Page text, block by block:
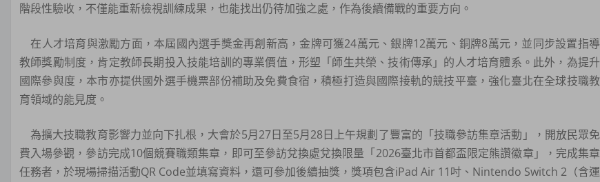
階段性驗收，不僅能重新檢視訓練成果，也能找出仍待加強之處，作為後續備戰的重要方向。
在人才培育與激勵方面，本屆國內選手獎金再創新高，金牌可獲24萬元、銀牌12萬元、銅牌8萬元，並同步設置指導
教師獎勵制度，肯定教師長期投入技能培訓的專業價值，形塑「師生共榮、技術傳承」的人才培育體系。此外，為提升
國際參與度，本市亦提供國外選手機票部份補助及免費食宿，積極打造與國際接軌的競技平臺，強化臺北在全球技職教
育領域的能見度。
為擴大技職教育影響力並向下扎根，大會於5月27日至5月28日上午規劃了豐富的「技職參訪集章活動」，開放民眾免
費入場參觀，參訪完成10個競賽職類集章，即可至參訪兌換處兌換限量「2026臺北市首都盃限定熊讚徽章」，完成集章
任務者，於現場掃描活動QR Code並填寫資料，還可參加後續抽獎，獎項包含iPad Air 11吋、Nintendo Switch 2（含運